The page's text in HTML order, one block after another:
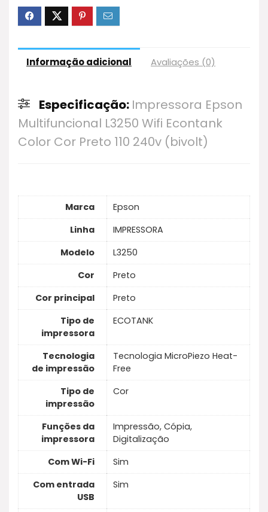
Informação adicional Avaliações (0)
Especificação: Impressora Epson
Multifuncional L3250 Wifi Econtank
Color Cor Preto 110 240v (bivolt)
Marca
Epson
Linha
IMPRESSORA
Modelo
L3250
Cor
Preto
Cor principal
Preto
Tipo de
impressora
ECOTANK
Tecnologia
de impressão
Tecnologia MicroPiezo Heat-
Free
Tipo de
impressão
Cor
Funções da
impressora
Impressão, Cópia,
Digitalização
Com Wi-Fi
Sim
Com entrada
USB
Sim